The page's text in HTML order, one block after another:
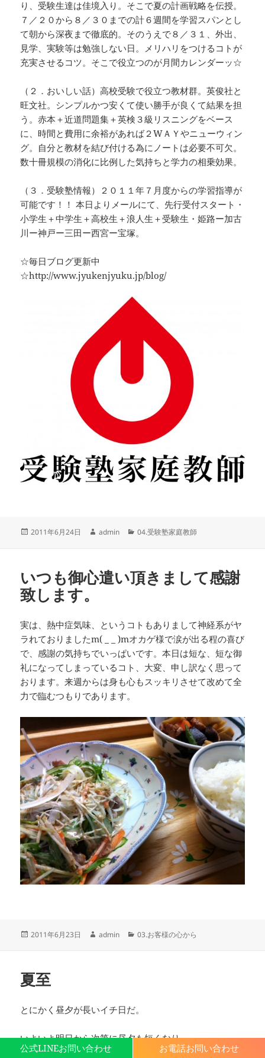
公式LINEお問い合わせ お電話お問い合わせ
り、受験生達は佳境入り。そこで夏の計画戦略を伝授。
７／２０から８／３０までの計６週間を学習スパンとし
て朝から深夜まで徹底的。そのうえで８／３１、外出、
見学、実験等は勉強しない日。メリハリをつけるコトが
充実させるコツ。そこで役立つのが月間カレンダーッ☆
（２．おいしい話）高校受験で役立つ教材群。英俊社と
旺文社。シンプルかつ安くて使い勝手が良くて結果を担
う。赤本＋近道問題集＋英検３級リスニングをベース
に、時間と費用に余裕があれば２WＡＹやニューウィン
グ。自分と教材を結び付ける為にノートは必要不可欠。
数十冊規模の消化に比例した気持ちと学力の相乗効果。
（３．受験塾情報）２０１１年７月度からの学習指導が
可能です！！ 本日よりメールにて、先行受付スタート・
小学生＋中学生＋高校生＋浪人生＋受験生・姫路ー加古
川ー神戸ー三田ー西宮ー宝塚。
☆毎日ブログ更新中
☆http://www.jyukenjyuku.jp/blog/
投
2011年6月24日
作
admin
カ
ー
04.受験塾家庭教師
いつも御心遣い頂きまして感謝
致します。
実は、熱中症気味、というコトもありまして神経系がヤ
ラれておりましたm( _ _ )mオカゲ様で涙が出る程の喜び
で、感謝の気持ちでいっぱいです。本日は短な、短な御
礼になってしまっているコト、大変、申し訳なく思って
おります。来週からは身も心もスッキリさせて改めて全
力で臨むつもりであります。
投
2011年6月23日
作
admin
カ
03.お客様の心から
夏至
とにかく昼夕が長いイチ日だ。
いよいよ明日から次第に昼夕も短くなり、、、